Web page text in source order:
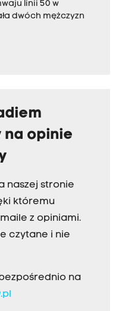
linii 50 w
dwóch mężczyzn
na opinie
naszej stronie
któremu
z opiniami.
czytane i nie
na